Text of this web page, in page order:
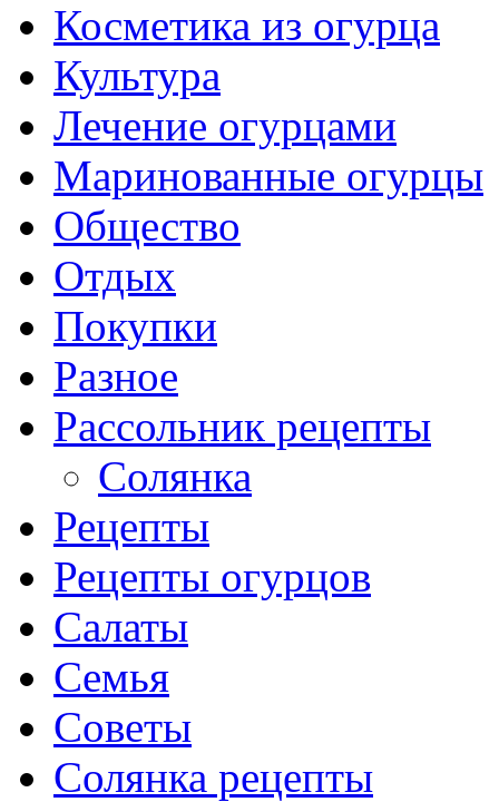
Косметика из огурца
Культура
Лечение огурцами
Маринованные огурцы
Общество
Отдых
Покупки
Разное
Рассольник рецепты
Солянка
Рецепты
Рецепты огурцов
Салаты
Семья
Советы
Солянка рецепты